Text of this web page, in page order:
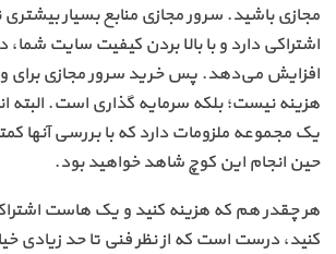
مجازی باشید. سرور مجازی منابع بسیار
اشتراکی دارد و با بالا بردن کیفیت سایت شما،
افزایش می‌دهد. پس خرید سرور مجازی برای
هزینه نیست؛ بلکه سرمایه گذاری است. البته
یک مجموعه ملزومات دارد که با بررسی آنها
حین انجام این کوچ شاهد خواهید بود.
هر چقدر هم که هزینه کنید و یک هاست
کنید، درست است که از نظر فنی تا حد زیادی